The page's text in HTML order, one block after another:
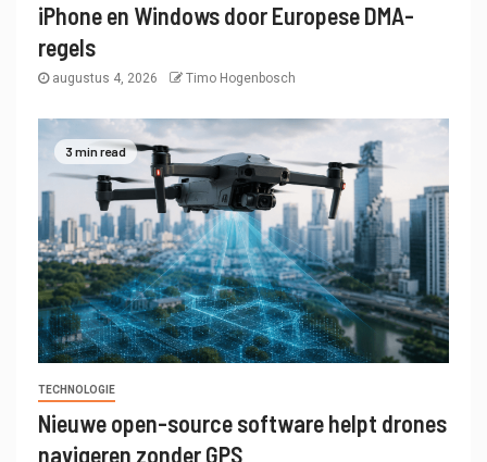
iPhone en Windows door Europese DMA-
regels
augustus 4, 2026 Timo Hogenbosch
3 min read
TECHNOLOGIE
Nieuwe open-source software helpt drones
navigeren zonder GPS